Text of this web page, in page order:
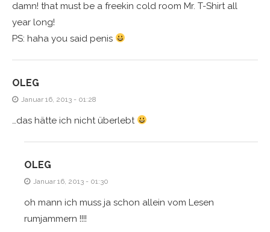
damn! that must be a freekin cold room Mr. T-Shirt all
year long!
PS: haha you said penis
OLEG
Januar 16, 2013 - 01:28
…das hätte ich nicht überlebt
OLEG
Januar 16, 2013 - 01:30
oh mann ich muss ja schon allein vom Lesen
rumjammern !!!!